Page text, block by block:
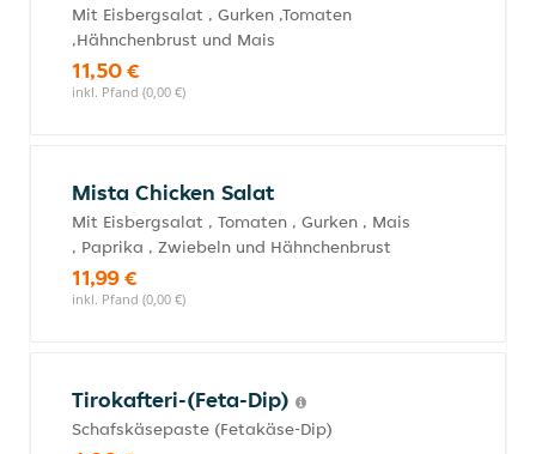
Mit Eisbergsalat , Gurken ,Tomaten
,Hähnchenbrust und Mais
11,50 €
inkl. Pfand (0,00 €)
Mista Chicken Salat
Mit Eisbergsalat , Tomaten , Gurken , Mais
, Paprika , Zwiebeln und Hähnchenbrust
11,99 €
inkl. Pfand (0,00 €)
Tirokafteri-(Feta-Dip)
Schafskäsepaste (Fetakäse-Dip)